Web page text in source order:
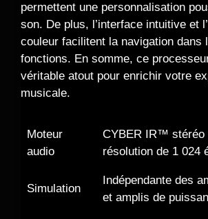
permettent une personnalisation
son. De plus, l’interface intuitive et
couleur facilitent la navigation dans
fonctions. En somme, ce
véritable atout pour enrichir votre
musicale.
Moteur
audio
CYBER IR™ stéréo
résolution de 1 024
Simulation
Indépendante des
et amplis de